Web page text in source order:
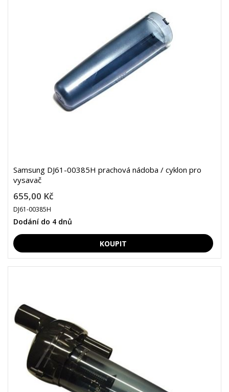
Samsung DJ61-00385H prachová nádoba / cyklon pro
vysavač
655,00 Kč
DJ61-00385H
Dodání do 4 dnů